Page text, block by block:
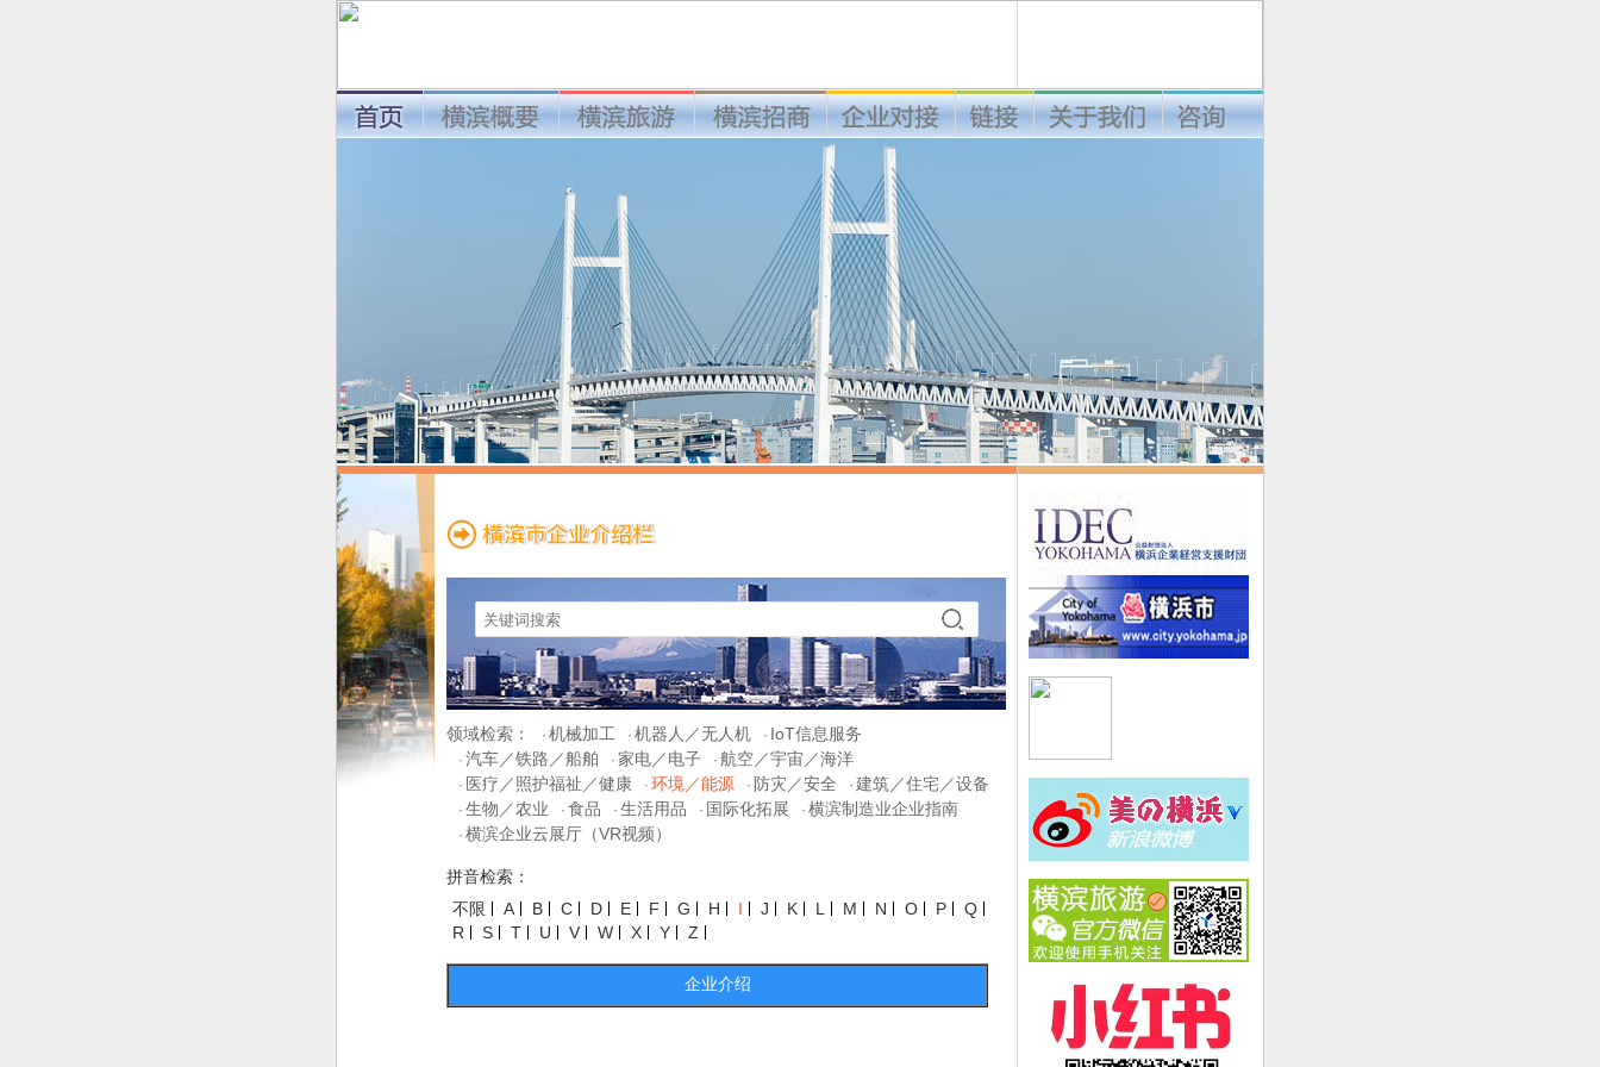
领域检索： · 机械加工 · 机器人／无人机 · IoT信息服务
· 汽车／铁路／船舶 · 家电／电子 · 航空／宇宙／海洋
· 医疗／照护福祉／健康 · 环境／能源 · 防灾／安全 · 建筑／住宅／设备
· 生物／农业 · 食品 · 生活用品 · 国际化拓展 · 横滨制造业企业指南
· 横滨企业云展厅（VR视频）
拼音检索：
不限
A B C D E F G H I J K L M N O P
Q
R
S T U V W X Y Z
企业介绍